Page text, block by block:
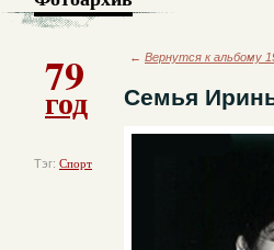
79
год
Тэг: Спорт
← Вернутся к альбому
Семья